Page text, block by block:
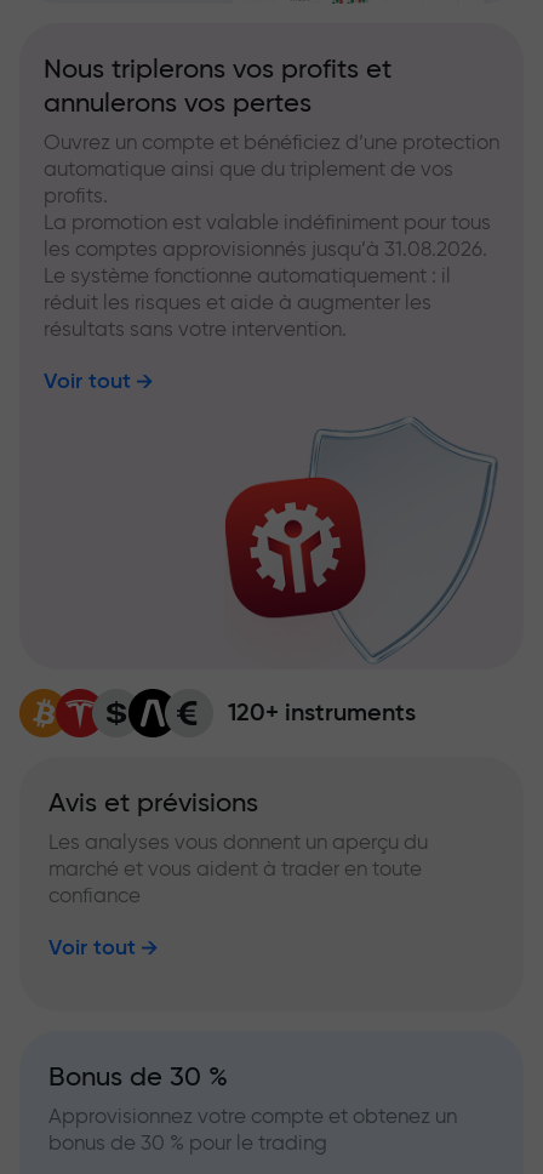
Nous triplerons vos profits et
annulerons vos pertes
Ouvrez un compte et bénéficiez d’une protection
automatique ainsi que du triplement de vos
profits.
La promotion est valable indéfiniment pour tous
les comptes approvisionnés jusqu’à 31.08.2026.
Le système fonctionne automatiquement : il
réduit les risques et aide à augmenter les
résultats sans votre intervention.
Voir tout
120+ instruments
Avis et prévisions
Les analyses vous donnent un aperçu du
marché et vous aident à trader en toute
confiance
Voir tout
Bonus de 30 %
Approvisionnez votre compte et obtenez un
bonus de 30 % pour le trading